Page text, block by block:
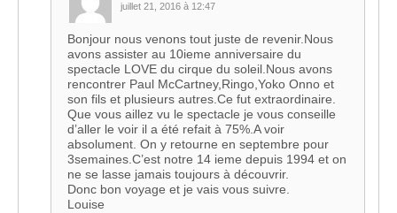
juillet 21, 2016 à 12:47
Bonjour nous venons tout juste de revenir.Nous
avons assister au 10ieme anniversaire du
spectacle LOVE du cirque du soleil.Nous avons
rencontrer Paul McCartney,Ringo,Yoko Onno et
son fils et plusieurs autres.Ce fut extraordinaire.
Que vous aillez vu le spectacle je vous conseille
d’aller le voir il a été refait à 75%.A voir
absolument. On y retourne en septembre pour
3semaines.C’est notre 14 ieme depuis 1994 et on
ne se lasse jamais toujours à découvrir.
Donc bon voyage et je vais vous suivre.
Louise